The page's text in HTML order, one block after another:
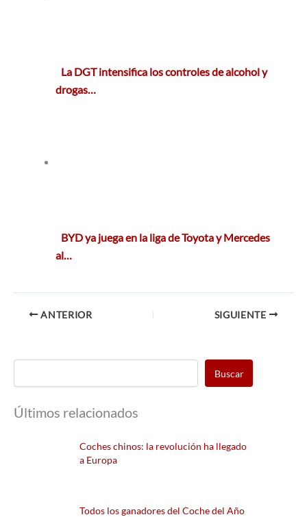
La DGT intensifica los controles de alcohol y
drogas…
BYD ya juega en la liga de Toyota y Mercedes
al…
ANTERIOR SIGUIENTE
Buscar
Últimos relacionados
Coches chinos: la revolución ha llegado
a Europa
Todos los ganadores del Coche del Año